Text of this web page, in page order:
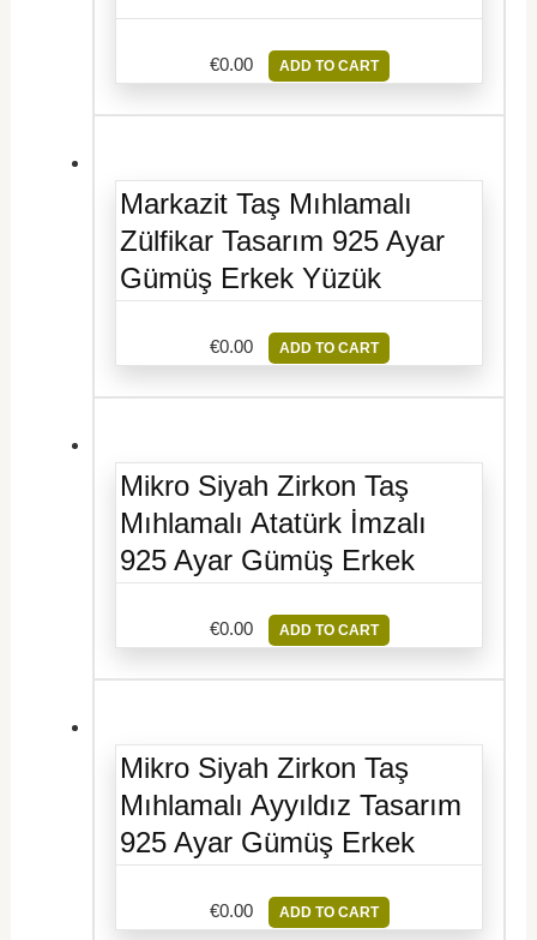
€0.00 ADD TO CART
Markazit Taş Mıhlamalı
Zülfikar Tasarım 925 Ayar
Gümüş Erkek Yüzük
€0.00 ADD TO CART
Mikro Siyah Zirkon Taş
Mıhlamalı Atatürk İmzalı
925 Ayar Gümüş Erkek
€0.00 ADD TO CART
Mikro Siyah Zirkon Taş
Mıhlamalı Ayyıldız Tasarım
925 Ayar Gümüş Erkek
€0.00 ADD TO CART